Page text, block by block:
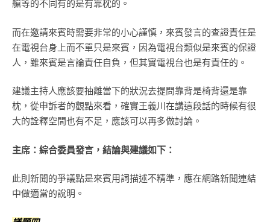
艙等的不同有的是有靠枕的。
而在邀請來賓時需要非常的小心謹慎，來賓發言的查證責任是
在電視台身上而不單只是來賓，因為電視台類似是來賓的保證
人，雖來賓是言論責任自負，但其實電視台也是有責任的。
建議主持人應該要抽離當下的狀況去提問靠背是椅背還是靠
枕，從申訴者的觀點來看，確實王義川在講這段話的時候有很
大的詮釋空間也有不足，應該可以再多做討論。
主席：綜合委員發言，結論與建議如下：
此則新聞的爭議點是來賓用詞描述不精準，應在網路新聞連結
中做適當的說明。